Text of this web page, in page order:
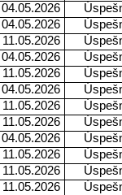
04.05.2026
04.05.2026
11.05.2026
04.05.2026
11.05.2026
04.05.2026
11.05.2026
11.05.2026
04.05.2026
11.05.2026
11.05.2026
11.05.2026